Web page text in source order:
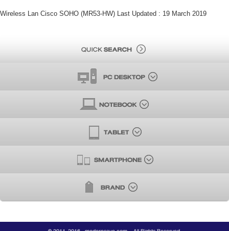
Wireless Lan Cisco SOHO (MR53-HW) Last Updated : 19 March 2019